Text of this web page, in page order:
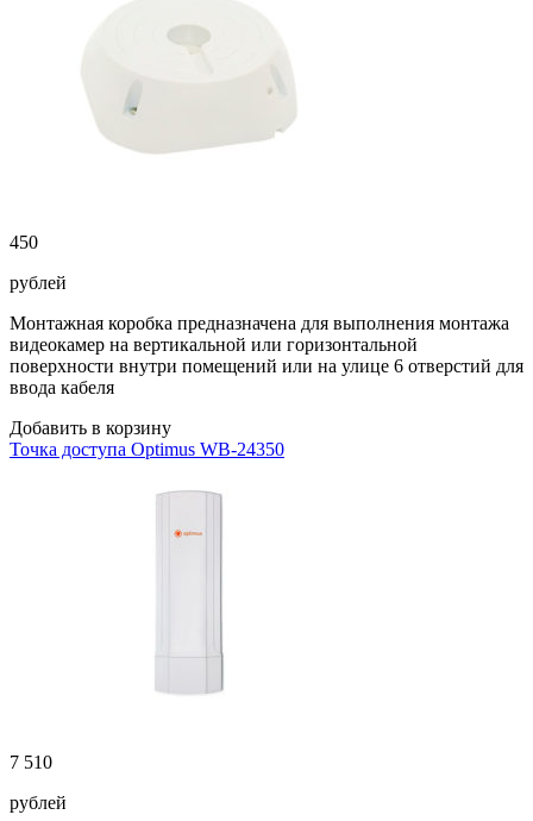
450
рублей
Монтажная коробка предназначена для выполнения монтажа
видеокамер на вертикальной или горизонтальной
поверхности внутри помещений или на улице 6 отверстий для
ввода кабеля
Добавить в корзину
Точка доступа Optimus WB-24350
7 510
рублей